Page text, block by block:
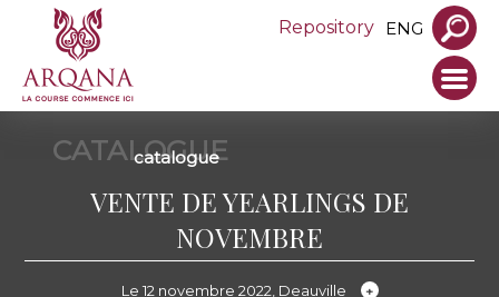
Repository ENG
CATALOGUE
catalogue
VENTE DE YEARLINGS DE
NOVEMBRE
Le 12 novembre 2022, Deauville